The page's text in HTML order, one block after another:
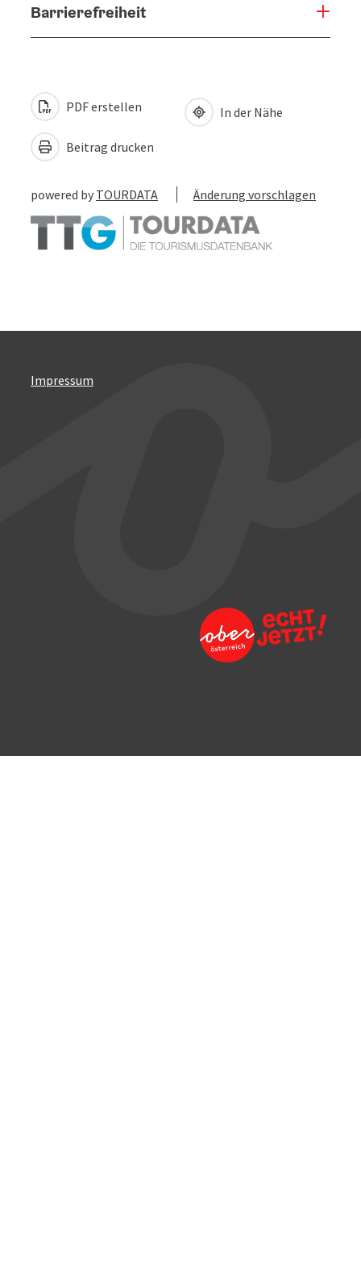
Barrierefreiheit
PDF erstellen
Beitrag drucken
In der Nähe
powered by TOURDATA Änderung vorschlagen
Impressum